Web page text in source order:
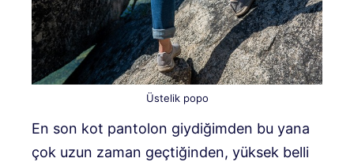
Üstelik popo
En son kot pantolon giydiğimden bu yana
çok uzun zaman geçtiğinden, yüksek belli